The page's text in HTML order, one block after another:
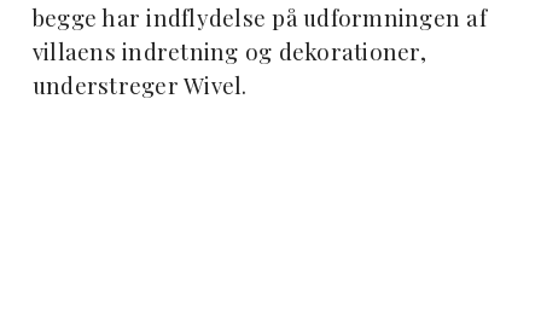
begge har indflydelse på udformningen af
villaens indretning og dekorationer,
understreger Wivel.